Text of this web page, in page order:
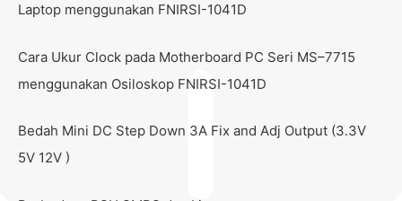
Laptop menggunakan FNIRSI-1041D
Cara Ukur Clock pada Motherboard PC Seri MS–7715
menggunakan Osiloskop FNIRSI-1041D
Bedah Mini DC Step Down 3A Fix and Adj Output (3.3V
5V 12V )